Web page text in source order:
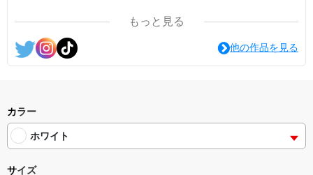
＜著者:作詞/挿画作成＞ 凛々風 猛 -リリカゼタケル
☆本作品内で表現されている作詞20曲も掲載.
https://amzn.asia/d/1pxD3g4
▶︎小説 [弛まぬ言霊] -挿画&グッズカタログ
<作品情報:配信中.> -Thank you for your time.
＿＿＿＿＿＿＿＿＿＿＿＿＿＿＿＿＿＿＿＿＿＿
＜著者 : 作詞＞ 凛々風 猛 -リリカゼタケル
日本語版: https://amzn.asia/d/ipdf8cX
英語版: https://amzn.asia/d/1nwVIb6
もっと見る
他の作品を見る
カラー
ホワイト
サイズ